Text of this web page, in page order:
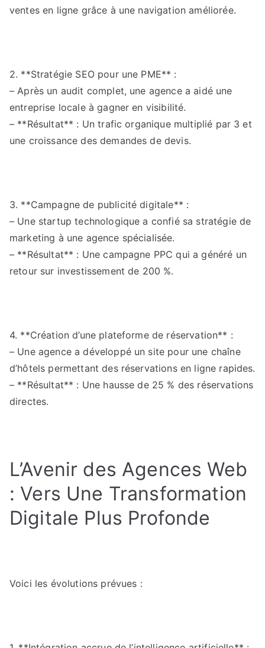
ventes en ligne grâce à une navigation améliorée.
2. **Stratégie SEO pour une PME** :
– Après un audit complet, une agence a aidé une
entreprise locale à gagner en visibilité.
– **Résultat** : Un trafic organique multiplié par 3 et
une croissance des demandes de devis.
3. **Campagne de publicité digitale** :
– Une startup technologique a confié sa stratégie de
marketing à une agence spécialisée.
– **Résultat** : Une campagne PPC qui a généré un
retour sur investissement de 200 %.
4. **Création d’une plateforme de réservation** :
– Une agence a développé un site pour une chaîne
d’hôtels permettant des réservations en ligne rapides.
– **Résultat** : Une hausse de 25 % des réservations
directes.
L’Avenir des Agences Web
: Vers Une Transformation
Digitale Plus Profonde
Voici les évolutions prévues :